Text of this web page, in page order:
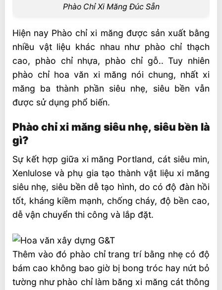
Phào Chỉ Xi Măng Đúc Sẵn
Hiện nay Phào chỉ xi măng được sản xuất bằng
nhiều vật liệu khác nhau như phào chỉ thạch
cao, phào chỉ nhựa, phào chỉ gỗ.. Tuy nhiên
phào chỉ hoa văn xi măng nói chung, nhất xi
măng ba thành phần siêu nhẹ, siêu bền vẫn
được sử dụng phổ biến.
Phào chỉ xi măng siêu nhẹ, siêu bền là
gì?
Sự kết hợp giữa xi măng Portland, cát siêu min,
Xenlulose và phụ gia tạo thành vật liệu xi măng
siêu nhẹ, siêu bền dễ tạo hình, do có độ đàn hồi
tốt, kháng kiềm mạnh, chống cháy, độ bền cao,
dễ vận chuyển thi công và lắp đặt.
Thêm vào đó phào chỉ trang trí bằng nhẹ có độ
bám cao không bao giờ bị bong tróc hay nứt bỏ
tường như phào chỉ làm băng xi măng cát thông